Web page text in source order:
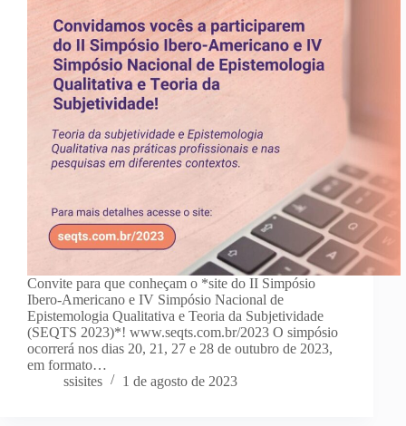
Convite para que conheçam o *site do II Simpósio
Ibero-Americano e IV Simpósio Nacional de
Epistemologia Qualitativa e Teoria da Subjetividade
(SEQTS 2023)*! www.seqts.com.br/2023 O simpósio
ocorrerá nos dias 20, 21, 27 e 28 de outubro de 2023,
em formato…
ssisites
1 de agosto de 2023